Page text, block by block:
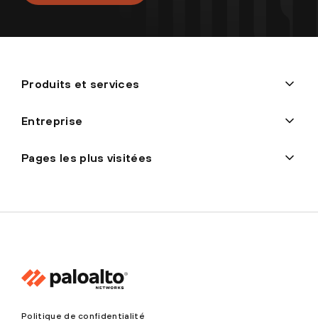
Produits et services
Entreprise
Pages les plus visitées
Politique de confidentialité